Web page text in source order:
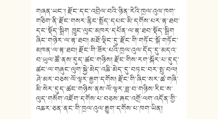
གཞན་ཡང་། རྫོང་དང་འབྲེལ་བའི་ཉིན་རེའི་ཁྲལ་འུལ་ཁག་
གཅིག་ནི་རྫོང་གསར་རྙིང་སྤྲོད་དཔང་མི་དགོས་པར་རྟ་ཐབ་
དང་སྡོད་སྒྲིག ཁྱུང་ལུང་མཁར་དཔོན་ལ་རྟ་ཐབ་སྡོད་སྒྲིག
ཞིང་གཉེར་ལ་རྟ་ཐབ། མཐོ་ལྡིང་དུ་རྫོང་གི་གཏོང་སྒོ་གཏོང་
མཁན་ལ་རྟ་ཐབ། རྫོང་གི་ཟོར་པའི་ཁྲལ་འུལ་དོད་དུ་མདའ་
བ་ཡུལ་ཚོ་ནས་དུད་ཚང་གཉིས། རྫོང་གིས་རག་སྐོར་པ་དུད་
ཚང་ལ་གཞུང་ལུག་སྐྱེ་མེད་འཆི་མེད་དུ་བཏང་བར་སྤུ་བལ།
ཤེ་མར་བཅས་ལོ་ལྟར་རྒྱག་དགོས། རྫོང་གི་ཞིང་སར་ཚ་གཞི་
མི་སེར་དུད་ཚང་གཉིས་ནས་ལོ་ལྟར་ཟླ་བ་གཉིས་རིང་ས་
ལུད་གསོག་འཇོག་དགོས་པ་བཅས་རྐང་འགྲོ་ལག་འདོན་གྱི་
འཆར་ཅན་ནང་གི་ཁྲལ་འུལ་རྒྱུག་དགོས་པ་ཁག་ཡིན།